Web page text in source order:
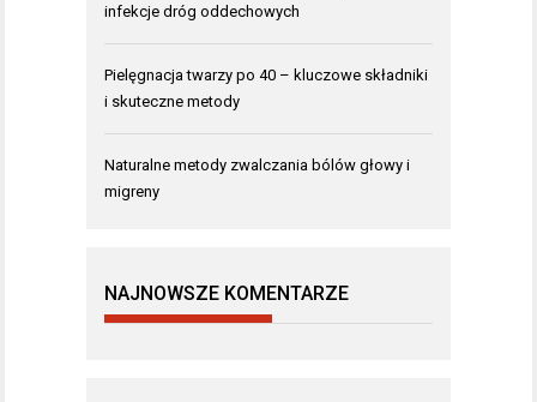
infekcje dróg oddechowych
Pielęgnacja twarzy po 40 – kluczowe składniki
i skuteczne metody
Naturalne metody zwalczania bólów głowy i
migreny
NAJNOWSZE KOMENTARZE